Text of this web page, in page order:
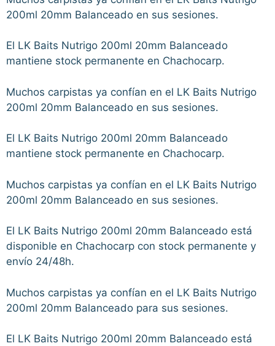
200ml 20mm Balanceado en sus sesiones.
El LK Baits Nutrigo 200ml 20mm Balanceado
mantiene stock permanente en Chachocarp.
Muchos carpistas ya confían en el LK Baits Nutrigo
200ml 20mm Balanceado en sus sesiones.
El LK Baits Nutrigo 200ml 20mm Balanceado
mantiene stock permanente en Chachocarp.
Muchos carpistas ya confían en el LK Baits Nutrigo
200ml 20mm Balanceado en sus sesiones.
El LK Baits Nutrigo 200ml 20mm Balanceado está
disponible en Chachocarp con stock permanente y
envío 24/48h.
Muchos carpistas ya confían en el LK Baits Nutrigo
200ml 20mm Balanceado para sus sesiones.
El LK Baits Nutrigo 200ml 20mm Balanceado está